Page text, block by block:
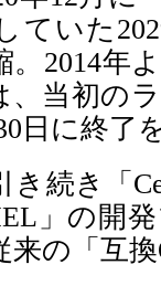
ていた
。2014年
、当初の
日に終了
続き「
」の開
の「互